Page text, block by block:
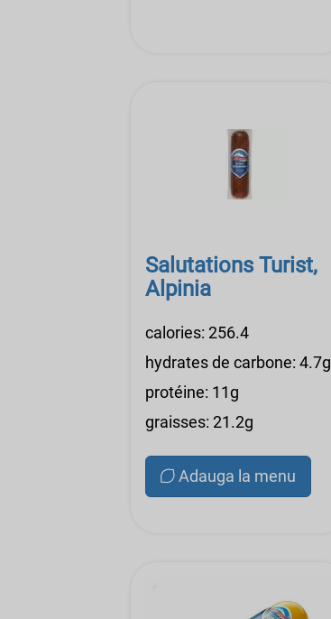
Salutations Turist,
Alpinia
calories: 256.4
hydrates de carbone: 4.7g
protéine: 11g
graisses: 21.2g
Adauga la menu